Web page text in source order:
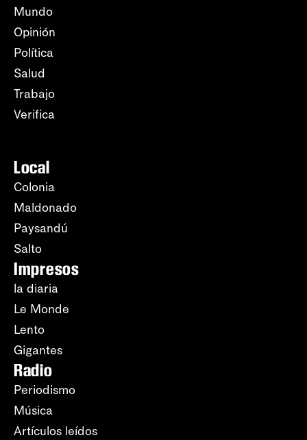
Mundo
Opinión
Política
Salud
Trabajo
Verifica
Local
Colonia
Maldonado
Paysandú
Salto
Impresos
la diaria
Le Monde
Lento
Gigantes
Radio
Periodismo
Música
Artículos leídos